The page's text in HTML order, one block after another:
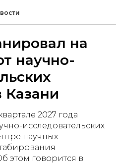
на
научно-
Казани
2027 года
исследовательских
научных
этом говорится в